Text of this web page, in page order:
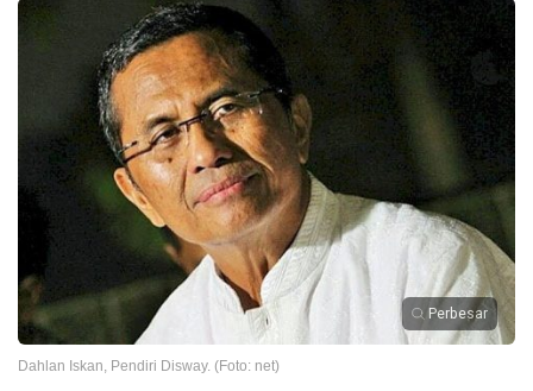
Perbesar
Dahlan Iskan, Pendiri Disway. (Foto: net)